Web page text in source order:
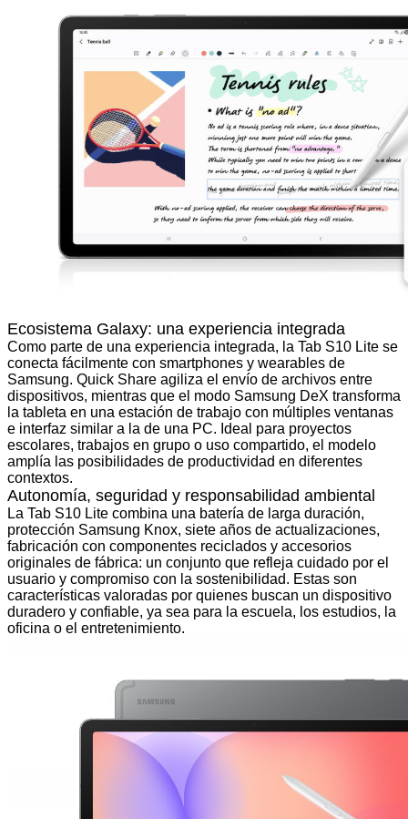
Ecosistema Galaxy: una experiencia integrada
Como parte de una experiencia integrada, la Tab S10 Lite se
conecta fácilmente con smartphones y wearables de
Samsung. Quick Share agiliza el envío de archivos entre
dispositivos, mientras que el modo Samsung DeX transforma
la tableta en una estación de trabajo con múltiples ventanas
e interfaz similar a la de una PC. Ideal para proyectos
escolares, trabajos en grupo o uso compartido, el modelo
amplía las posibilidades de productividad en diferentes
contextos.
Autonomía, seguridad y responsabilidad ambiental
La Tab S10 Lite combina una batería de larga duración,
protección Samsung Knox, siete años de actualizaciones,
fabricación con componentes reciclados y accesorios
originales de fábrica: un conjunto que refleja cuidado por el
usuario y compromiso con la sostenibilidad. Estas son
características valoradas por quienes buscan un dispositivo
duradero y confiable, ya sea para la escuela, los estudios, la
oficina o el entretenimiento.